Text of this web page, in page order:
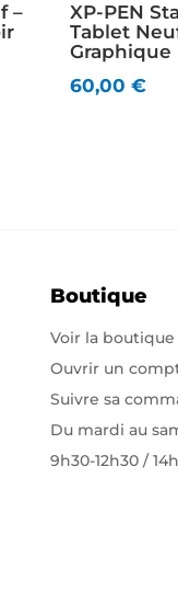
–
XP-PEN
Tablet
Graphique
60,00€
Boutique
Voir la boutique
Ouvrir un
Suivre sa
Du mardi au
9h30-12h30 /